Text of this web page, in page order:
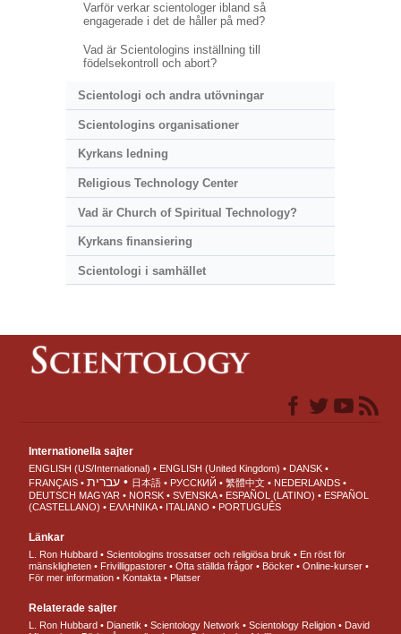
Varför verkar scientologer ibland så
engagerade i det de håller på med?
Vad är Scientologins inställning till
födelsekontroll och abort?
Scientologi och andra utövningar
Scientologins organisationer
Kyrkans ledning
Religious Technology Center
Vad är Church of Spiritual Technology?
Kyrkans finansiering
Scientologi i samhället
Internationella sajter
ENGLISH (US/International) ENGLISH (United Kingdom)
DANSK
FRANÇAIS
עברית 日本語 РУССКИЙ 繁體中文
NEDERLANDS
DEUTSCH MAGYAR NORSK SVENSKA ESPAÑOL (LATINO)
ESPAÑOL
(CASTELLANO)
ΕΛΛΗΝΙΚA ITALIANO PORTUGUÊS
Länkar
L. Ron Hubbard Scientologins trossatser och religiösa bruk
En röst för
mänskligheten
Frivilligpastorer Ofta ställda frågor Böcker
Online-kurser
För mer information
Kontakta Platser
Relaterade sajter
L. Ron Hubbard Dianetik Scientology Network Scientology Religion
David